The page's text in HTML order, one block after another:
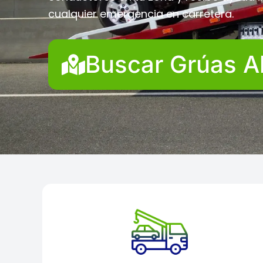
cualquier emergencia en carretera.
Buscar Grúas